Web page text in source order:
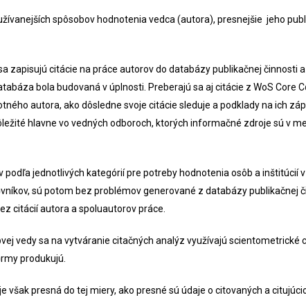
spôsobov hodnotenia vedca (autora), presnejšie jeho
zapisujú citácie na práce autorov do databázy publikačnej činnosti
bola budovaná v úplnosti. Preberajú sa aj citácie z WoS Core
autora, ako dôsledne svoje citácie sleduje a podklady na ich
hlavne vo vedných odboroch, ktorých informačné zdroje sú v
podľa jednotlivých kategórií pre potreby hodnotenia osôb a inštitúcií
sú potom bez problémov generované z databázy publikačnej
citácií autora a spoluautorov práce.
vedy sa na vytváranie citačných analýz využívajú
produkujú.
však presná do tej miery, ako presné sú údaje o citovaných a